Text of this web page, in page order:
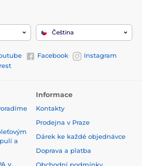
Čeština
Facebook
Instagram
a
v
Informace
Kontakty
Prodejna v Praze
Dárek ke každé objednávce
Doprava a platba